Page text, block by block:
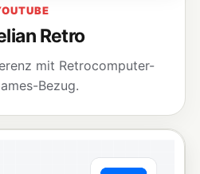
Retro
mit Retrocomputer-
Bezug.